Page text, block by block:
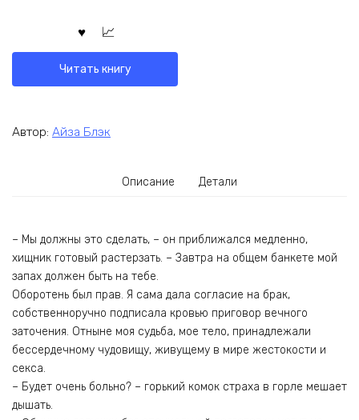
Читать книгу
Автор: Айза Блэк
Описание Детали
– Мы должны это сделать, – он приближался медленно,
хищник готовый растерзать. – Завтра на общем банкете мой
запах должен быть на тебе.
Оборотень был прав. Я сама дала согласие на брак,
собственноручно подписала кровью приговор вечного
заточения. Отныне моя судьба, мое тело, принадлежали
бессердечному чудовищу, живущему в мире жестокости и
секса.
– Будет очень больно? – горький комок страха в горле мешает
дышать.